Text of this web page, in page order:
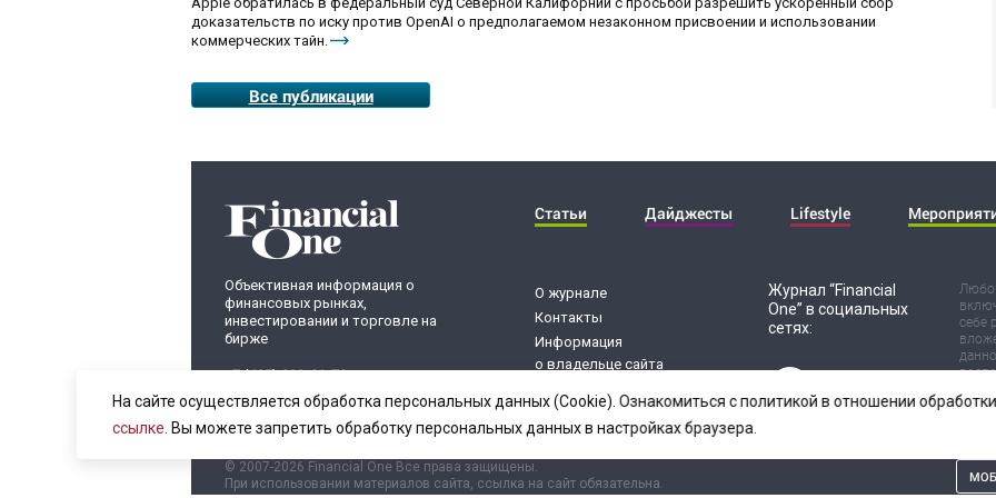
доказательств по иску против OpenAI о предполагаемом незаконном присвоении и использовании
коммерческих тайн.
Все публикации
Объективная информация о
финансовых рынках,
инвестировании и торговле на
бирже
+7 (495) 899-01-70
info@fomag.ru
Статьи Дайджесты Lifestyle
О журнале
Контакты
Информация
о владельце сайта
персональных данных
Журнал “Financial
One” в социальных
сетях:
себе
риск
© 2007-2026 Financial One Все права защищены.
При использовании материалов сайта, ссылка на сайт обязательна.
На сайте осуществляется обработка персональных данных (Cookie). Ознакомиться с политикой в отношении
ссылке . Вы можете запретить обработку персональных данных в настройках браузера.